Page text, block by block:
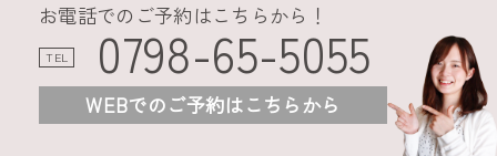
お電話でのご予約はこちらから！
TEL 0798-65-5055
WEBでのご予約はこちらから